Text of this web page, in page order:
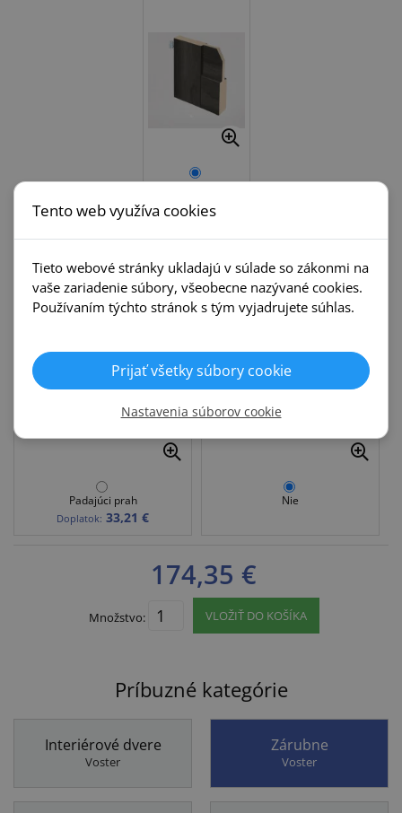
Rámová
konštrukcia
Krok 10. Prah
Padajúci prah
Doplatok: 33,21 €
Nie
174,35 €
Množstvo: VLOŽIŤ DO KOŠÍKA
Príbuzné kategórie
Interiérové dvere
Voster
Zárubne
Voster
Tento web využíva cookies
Tieto webové stránky ukladajú v súlade so zákonmi na
vaše zariadenie súbory, všeobecne nazývané cookies.
Používaním týchto stránok s tým vyjadrujete súhlas.
Prijať všetky súbory cookie
Nastavenia súborov cookie